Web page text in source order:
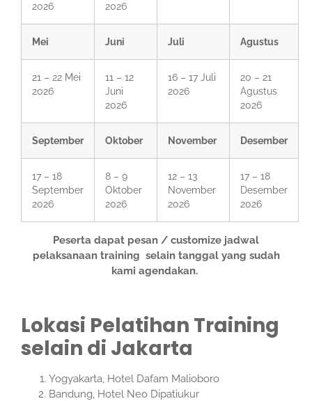
2026
2026
Mei Juni Juli Agustus
21 – 22 Mei
2026
11 – 12
Juni
2026
16 – 17 Juli
2026
20 – 21
Agustus
2026
September Oktober November Desember
17 – 18
September
2026
8 – 9
Oktober
2026
12 – 13
November
2026
17 – 18
Desember
2026
Peserta dapat pesan / customize jadwal
pelaksanaan training selain tanggal yang sudah
kami agendakan.
Lokasi Pelatihan Training
selain di Jakarta
Yogyakarta, Hotel Dafam Malioboro
Bandung, Hotel Neo Dipatiukur